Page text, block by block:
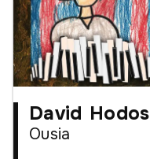
David Hodos
Ousia